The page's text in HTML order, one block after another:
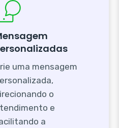
uma mensagem
o
e
a